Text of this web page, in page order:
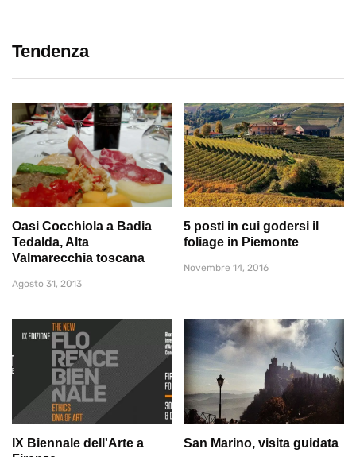
Tendenza
Oasi Cocchiola a Badia
Tedalda, Alta
Valmarecchia toscana
Agosto 31, 2013
5 posti in cui godersi il
foliage in Piemonte
Novembre 14, 2016
IX Biennale dell'Arte a
San Marino, visita guidata